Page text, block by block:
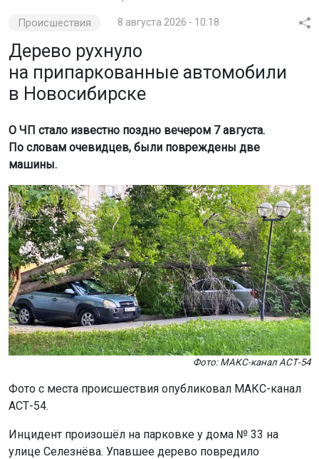
Происшествия 8 августа 2026 - 10:18
Дерево рухнуло
на припаркованные автомобили
в Новосибирске
О ЧП стало известно поздно вечером 7 августа.
По словам очевидцев, были повреждены две
машины.
Фото: МАКС-канал АСТ-54
Фото с места происшествия опубликовал МАКС-канал
АСТ-54.
Инцидент произошёл на парковке у дома № 33 на
улице Селезнёва. Упавшее дерево повредило